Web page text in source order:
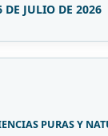
DE JULIO DE 2026
PURAS Y